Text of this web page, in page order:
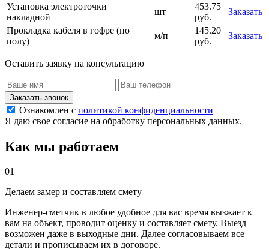
Установка электроточки
накладной
шт
453.75
руб.
Заказать
Прокладка кабеля в гофре (по
полу)
м/п
145.20
руб.
Заказать
Оставить заявку на консультацию
Заказать звонок
Ознакомлен с политикой конфиденциальности
Я даю свое согласие на обработку персональных данных.
Как мы работаем
01
Делаем замер и составляем смету
Инженер-сметчик в любое удобное для вас время вызжает к
вам на объект, проводит оценку и составляет смету. Выезд
возможен даже в выходные дни. Далее согласовываем все
детали и прописываем их в договоре.